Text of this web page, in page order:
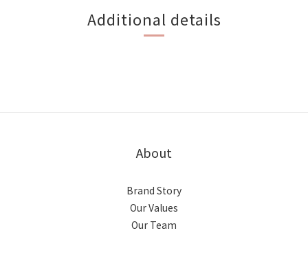
Additional details
About
Brand Story
Our Values
Our Team